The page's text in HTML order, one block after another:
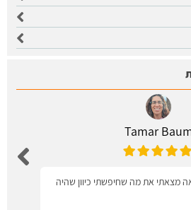
Tamar
מצאתי את מה שחיפשתי כיוון שהיה